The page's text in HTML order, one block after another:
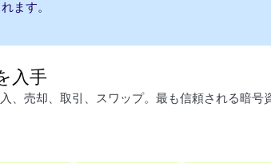
ます。
入手
、売却、取引、スワップ。最も信頼される暗号